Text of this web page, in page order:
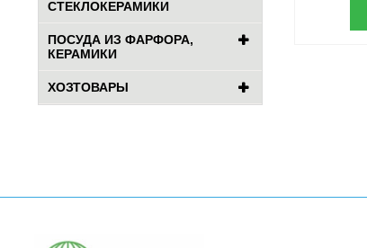
СТЕКЛОКЕРАМИКИ
ПОСУДА ИЗ ФАРФОРА,
КЕРАМИКИ
ХОЗТОВАРЫ